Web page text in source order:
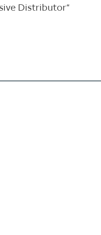
Distributor“